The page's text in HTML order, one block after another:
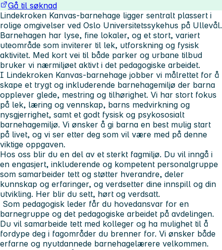
Gå til søknad
Lindekroken Kanvas-barnehage ligger sentralt plassert i
rolige omgivelser ved Oslo Universitetssykehus på Ullevål.
Barnehagen har lyse, fine lokaler, og et stort, variert
uteområde som inviterer til lek, utforskning og fysisk
aktivitet. Med kort vei til både parker og urbane tilbud
bruker vi nærmiljøet aktivt i det pedagogiske arbeidet.
I Lindekroken Kanvas-barnehage jobber vi målrettet for å
skape et trygt og inkluderende barnehagemiljø der barna
opplever glede, mestring og tilhørighet. Vi har stort fokus
på lek, læring og vennskap, barns medvirkning og
nysgjerrighet, samt et godt fysisk og psykososialt
barnehagemiljø. Vi ønsker å gi barna en best mulig start
på livet, og vi ser etter deg som vil være med på denne
viktige oppgaven.
Hos oss blir du en del av et sterkt fagmiljø. Du vil inngå i
en engasjert, inkluderende og kompetent personalgruppe
som samarbeider tett og støtter hverandre, deler
kunnskap og erfaringer, og verdsetter dine innspill og din
utvikling. Her blir du sett, hørt og verdsatt.
Som pedagogisk leder får du hovedansvar for en
barnegruppe og det pedagogiske arbeidet på avdelingen.
Du vil samarbeide tett med kolleger og ha mulighet til å
fordype deg i fagområder du brenner for. Vi ønsker både
erfarne og nyutdannede barnehagelærere velkommen.